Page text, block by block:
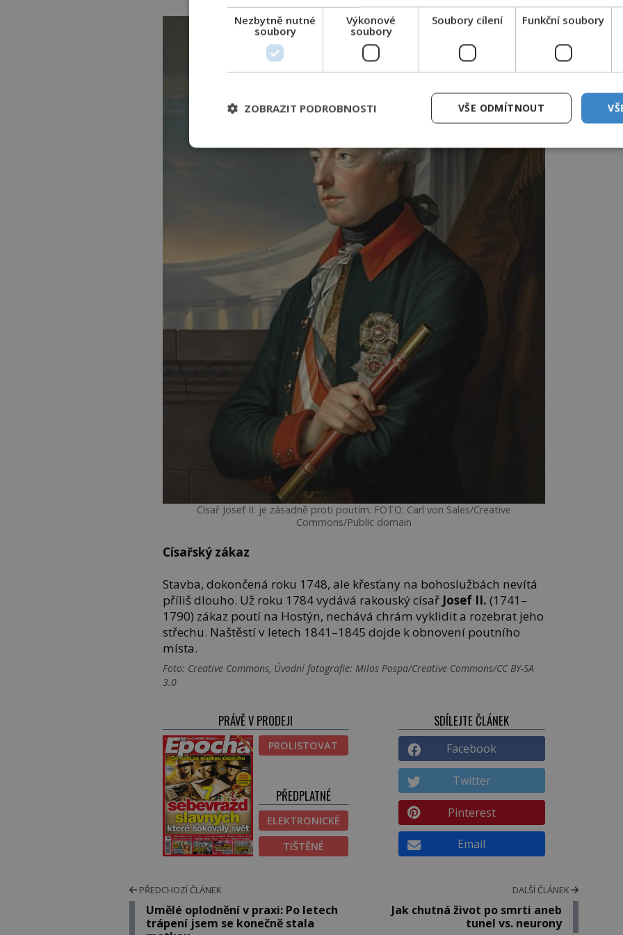
Císař Josef II. je zásadně proti poutím. FOTO: Carl von Sales/Creative
Commons/Public domain
Císařský zákaz
Stavba, dokončená roku 1748, ale křesťany na bohoslužbách nevítá
příliš dlouho. Už roku 1784 vydává rakouský císař Josef II. (1741–
1790) zákaz poutí na Hostýn, nechává chrám vyklidit a rozebrat jeho
střechu. Naštěstí v letech 1841–1845 dojde k obnovení poutního
místa.
Foto: Creative Commons, Úvodní fotografie: Milos Pospa/Creative Commons/CC BY-SA
3.0
PRÁVĚ V PRODEJI
PROLISTOVAT
PŘEDPLATNÉ
ELEKTRONICKÉ
TIŠTĚNÉ
SDÍLEJTE ČLÁNEK
Facebook
Twitter
Pinterest
Email
PŘEDCHOZÍ ČLÁNEK
Umělé oplodnění v praxi: Po letech
trápení jsem se konečně stala
DALŠÍ ČLÁNEK
Jak chutná život po smrti aneb
tunel vs. neurony
Nezbytně nutné
soubory
Výkonové
soubory
Soubory cílení Funkční soubory
VŠE ODMÍTNOUT
ZOBRAZIT PODROBNOSTI